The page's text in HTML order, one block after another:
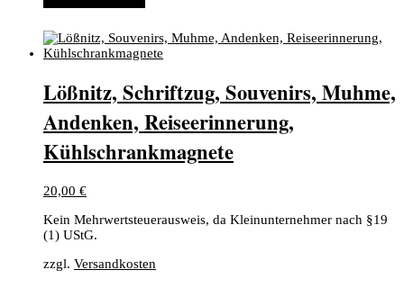
Lößnitz, Schriftzug, Souvenirs, Muhme,
Andenken, Reiseerinnerung,
Kühlschrankmagnete
20,00 €
Kein Mehrwertsteuerausweis, da Kleinunternehmer nach §19
(1) UStG.
zzgl. Versandkosten